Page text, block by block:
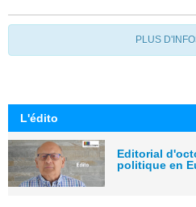
PLUS
L'édito
Editorial
politique en